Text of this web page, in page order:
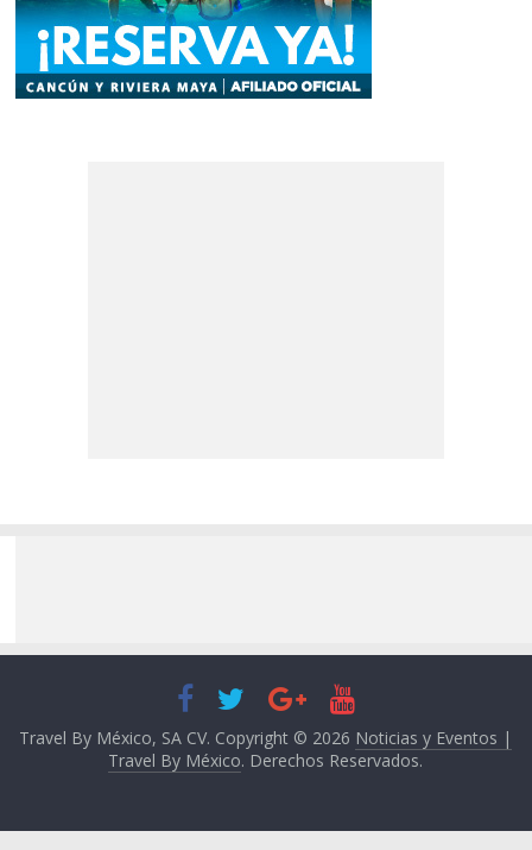
Travel By México, SA CV. Copyright © 2026 Noticias y Eventos |
Travel By México. Derechos Reservados.